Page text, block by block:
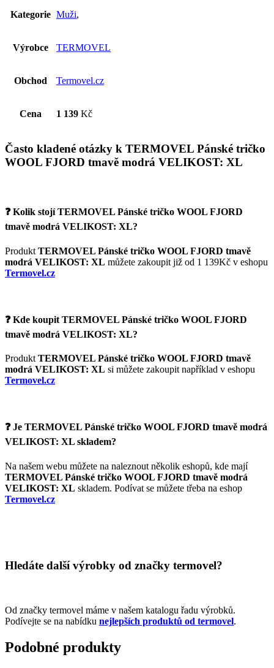
Kategorie Muži,
Výrobce TERMOVEL
Obchod Termovel.cz
Cena 1 139 Kč
Často kladené otázky k TERMOVEL Pánské tričko
WOOL FJORD tmavě modrá VELIKOST: XL
❓ Kolik stojí TERMOVEL Pánské tričko WOOL FJORD
tmavě modrá VELIKOST: XL?
Produkt TERMOVEL Pánské tričko WOOL FJORD tmavě
modrá VELIKOST: XL můžete zakoupit již od 1 139Kč v eshopu
Termovel.cz
❓ Kde koupit TERMOVEL Pánské tričko WOOL FJORD
tmavě modrá VELIKOST: XL?
Produkt TERMOVEL Pánské tričko WOOL FJORD tmavě
modrá VELIKOST: XL si můžete zakoupit například v eshopu
Termovel.cz
❓ Je TERMOVEL Pánské tričko WOOL FJORD tmavě modrá
VELIKOST: XL skladem?
Na našem webu můžete na naleznout několik eshopů, kde mají
TERMOVEL Pánské tričko WOOL FJORD tmavě modrá
VELIKOST: XL skladem. Podívat se můžete třeba na eshop
Termovel.cz
Hledáte další výrobky od značky termovel?
Od značky termovel máme v našem katalogu řadu výrobků.
Podívejte se na nabídku nejlepších produktů od termovel.
Podobné produkty